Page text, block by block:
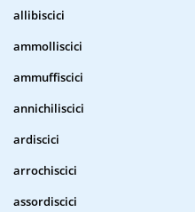
allibiscici
ammolliscici
ammuffiscici
annichiliscici
ardiscici
arrochiscici
assordiscici